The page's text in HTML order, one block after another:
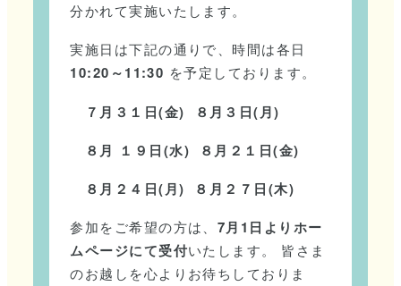
分かれて実施いたします。
実施日は下記の通りで、時間は各日
10:20～11:30 を予定しております。
７月３１日(金) ８月３日(月)
８月 １９日(水) ８月２１日(金)
８月２４日(月) ８月２７日(木)
参加をご希望の方は、 7月1日よりホー
ムページにて受付いたします。 皆さま
のお越しを心よりお待ちしておりま